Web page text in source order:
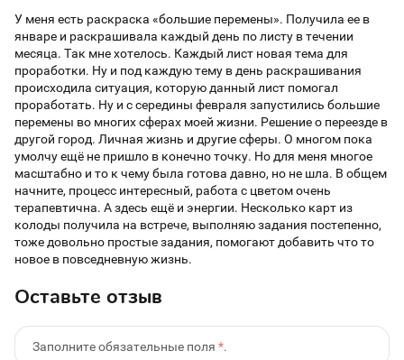
У меня есть раскраска «большие перемены». Получила ее в
январе и раскрашивала каждый день по листу в течении
месяца. Так мне хотелось. Каждый лист новая тема для
проработки. Ну и под каждую тему в день раскрашивания
происходила ситуация, которую данный лист помогал
проработать. Ну и с середины февраля запустились большие
перемены во многих сферах моей жизни. Решение о переезде в
другой город. Личная жизнь и другие сферы. О многом пока
умолчу ещё не пришло в конечно точку. Но для меня многое
масштабно и то к чему была готова давно, но не шла. В общем
начните, процесс интересный, работа с цветом очень
терапевтична. А здесь ещё и энергии. Несколько карт из
колоды получила на встрече, выполняю задания постепенно,
тоже довольно простые задания, помогают добавить что то
новое в повседневную жизнь.
Оставьте отзыв
Заполните обязательные поля *.